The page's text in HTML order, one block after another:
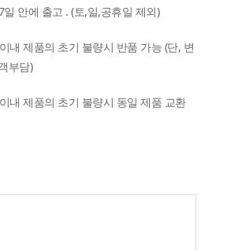
일 안에 출고 . (토,일,공휴일 제외)
내 제품의 초기 불량시 반품 가능 (단, 변
부담)
내 제품의 초기 불량시 동일 제품 교환